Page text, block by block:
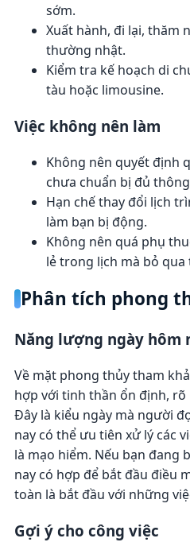
sớm.
Xuất hành, đi lại, thăm
thường nhật.
Kiểm tra kế hoạch di
tàu hoặc limousine.
Việc không nên làm
Không nên quyết định
chưa chuẩn bị đủ
Hạn chế thay đổi lịch
làm bạn bị động.
Không nên quá phụ
lẻ trong lịch mà bỏ qua
Phân tích phong
Năng lượng ngày hôm
Về mặt phong thủy tham
hợp với tinh thần ổn định,
Đây là kiểu ngày mà người
nay có thể ưu tiên xử lý các
là mạo hiểm. Nếu bạn đang
nay có hợp để bắt đầu điều
toàn là bắt đầu với những
Gợi ý cho công việc